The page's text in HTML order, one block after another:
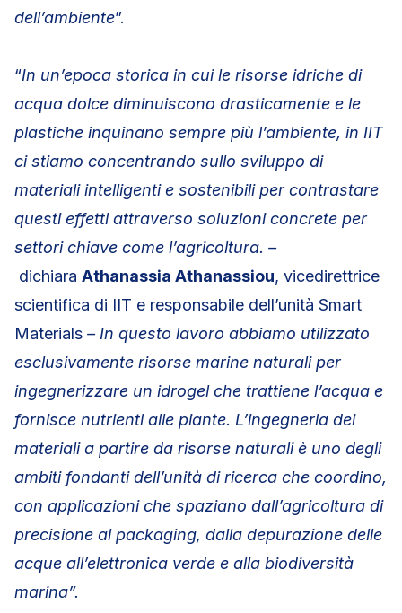
dell’ambiente”.
“In un’epoca storica in cui le risorse idriche di
acqua dolce diminuiscono drasticamente e le
plastiche inquinano sempre più l’ambiente, in IIT
ci stiamo concentrando sullo sviluppo di
materiali intelligenti e sostenibili per contrastare
questi effetti attraverso soluzioni concrete per
settori chiave come l’agricoltura. –
dichiara Athanassia Athanassiou, vicedirettrice
scientifica di IIT e responsabile dell’unità Smart
Materials – In questo lavoro abbiamo utilizzato
esclusivamente risorse marine naturali per
ingegnerizzare un idrogel che trattiene l’acqua e
fornisce nutrienti alle piante. L’ingegneria dei
materiali a partire da risorse naturali è uno degli
ambiti fondanti dell’unità di ricerca che coordino,
con applicazioni che spaziano dall’agricoltura di
precisione al packaging, dalla depurazione delle
acque all’elettronica verde e alla biodiversità
marina”.